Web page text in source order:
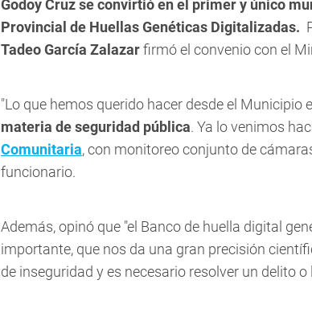
Godoy Cruz se convirtió en el primer y único
Provincial de Huellas Genéticas Digitalizadas.
Tadeo García Zalazarfirmó el convenio con el
"Lo que hemos querido hacer desde el Municipio
materia de seguridad pública. Ya lo venimos
Comunitaria, con monitoreo conjunto de
funcionario.
Además, opinó que "el Banco de huella digital
importante, que nos da una gran precisión
de inseguridad y es necesario resolver un delito